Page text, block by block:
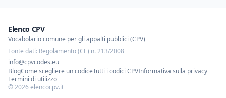
Elenco CPV
Vocabolario comune per gli appalti pubblici (CPV)
Fonte dati: Regolamento (CE) n. 213/2008
info@cpvcodes.eu
BlogCome scegliere un codiceTutti i codici CPVInformativa sulla privacy
Termini di utilizzo
©2026elencocpv.it